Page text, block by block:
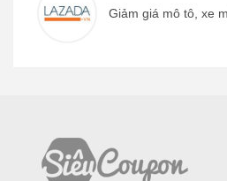
Giảm giá mô tô, xe